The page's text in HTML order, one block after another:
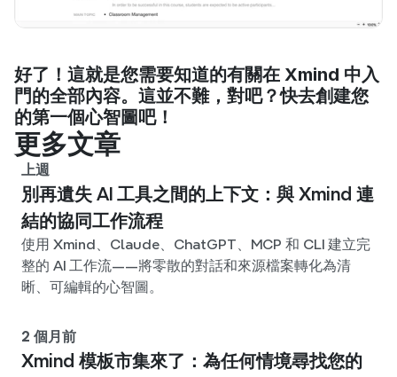
好了！這就是您需要知道的有關在 Xmind 中入
門的全部內容。這並不難，對吧？快去創建您
的第一個心智圖吧！
更多文章
上週
別再遺失 AI 工具之間的上下文：與 Xmind 連
結的協同工作流程
使用 Xmind、Claude、ChatGPT、MCP 和 CLI 建立完
整的 AI 工作流——將零散的對話和來源檔案轉化為清
晰、可編輯的心智圖。
2 個月前
Xmind 模板市集來了：為任何情境尋找您的